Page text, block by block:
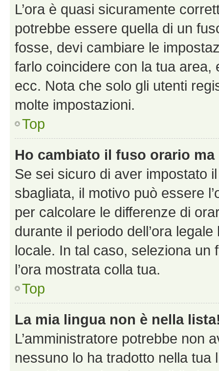
L’ora è quasi sicuramente
potrebbe essere quella di un
fosse, devi cambiare le
farlo coincidere con la tua area,
ecc. Nota che solo gli utenti
molte impostazioni.
Top
Ho cambiato il fuso orario ma
Se sei sicuro di aver impostato
sbagliata, il motivo può essere
per calcolare le differenze di
durante il periodo dell’ora
locale. In tal caso, seleziona
l’ora mostrata colla tua.
Top
La mia lingua non è nella
L’amministratore potrebbe non
nessuno lo ha tradotto nella tua